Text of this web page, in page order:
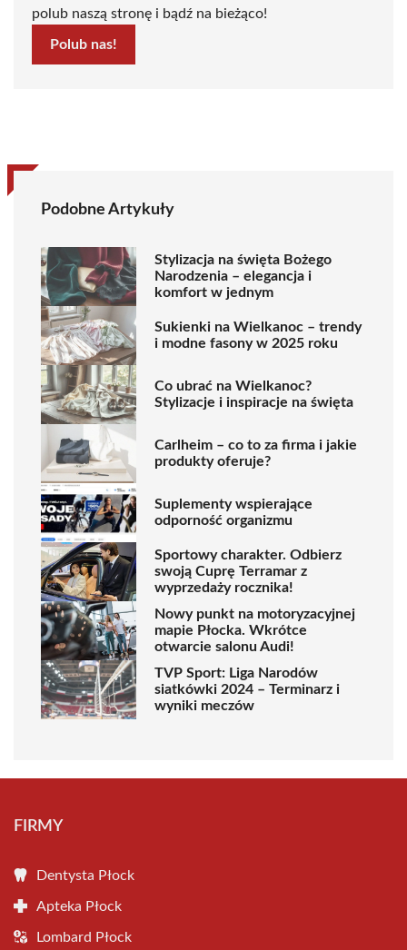
polub naszą stronę i bądź na bieżąco!
Polub nas!
Podobne Artykuły
Stylizacja na święta Bożego
Narodzenia – elegancja i
komfort w jednym
Sukienki na Wielkanoc – trendy
i modne fasony w 2025 roku
Co ubrać na Wielkanoc?
Stylizacje i inspiracje na święta
Carlheim – co to za firma i jakie
produkty oferuje?
Suplementy wspierające
odporność organizmu
Sportowy charakter. Odbierz
swoją Cuprę Terramar z
wyprzedaży rocznika!
Nowy punkt na motoryzacyjnej
mapie Płocka. Wkrótce
otwarcie salonu Audi!
TVP Sport: Liga Narodów
siatkówki 2024 – Terminarz i
wyniki meczów
FIRMY
Dentysta Płock
Apteka Płock
Lombard Płock